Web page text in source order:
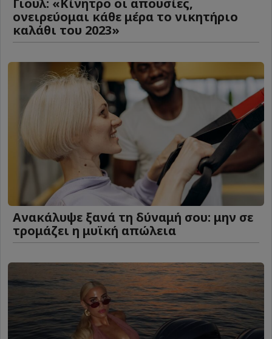
ονειρεύομαι κάθε μέρα το νικητήριο
καλάθι του 2023»
Ανακάλυψε ξανά τη δύναμή σου: μην σε
τρομάζει η μυϊκή απώλεια